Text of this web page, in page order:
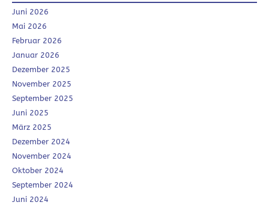
Juni 2026
Mai 2026
Februar 2026
Januar 2026
Dezember 2025
November 2025
September 2025
Juni 2025
März 2025
Dezember 2024
November 2024
Oktober 2024
September 2024
Juni 2024